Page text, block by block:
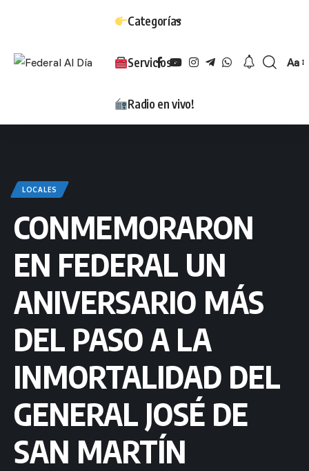
Categorías
Servicios
Radio en vivo!
Aa
LOCALES
CONMEMORARON
EN FEDERAL UN
ANIVERSARIO MÁS
DEL PASO A LA
INMORTALIDAD DEL
GENERAL JOSÉ DE
SAN MARTÍN